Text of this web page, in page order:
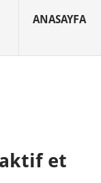
ANASAYFA
et